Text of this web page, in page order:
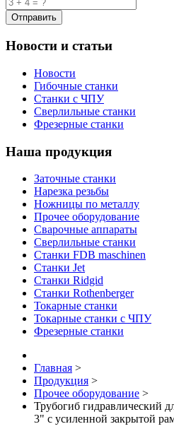
Новости и статьи
Новости
Гибочные станки
Станки с ЧПУ
Сверлильные станки
Фрезерные станки
Наша продукция
Заточные станки
Нарезка резьбы
Ножницы по металлу
Прочее оборудование
Сварочные аппараты
Сверлильные станки
Станки FDB maschinen
Станки Jet
Станки Ridgid
Станки Rothenberger
Токарные станки
Токарные станки с ЧПУ
Фрезерные станки
Главная >
Продукция >
Прочее оборудование >
Трубогиб гидравлический
3" с усиленной закрытой